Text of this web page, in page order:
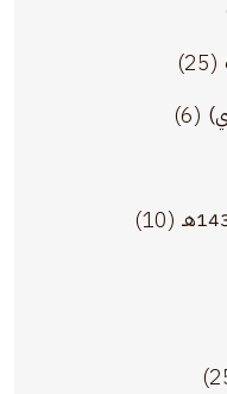
(25)
(6)
(10)